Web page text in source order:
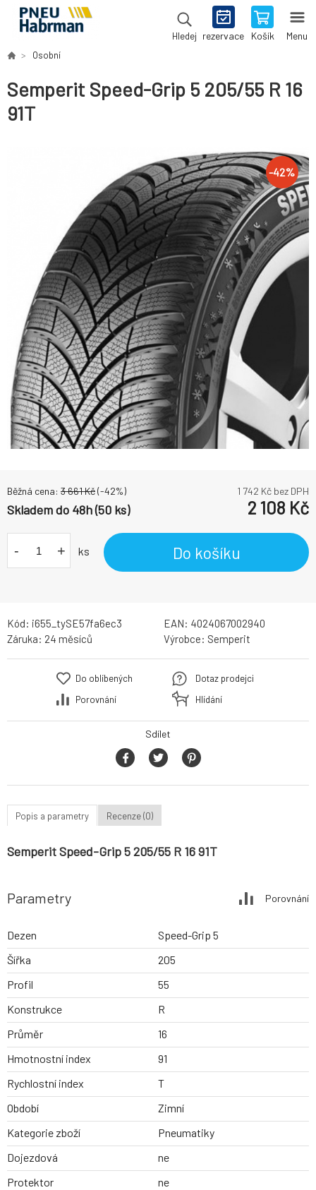
Hledej rezervace Košík Menu
Osobní
Semperit Speed-Grip 5 205/55 R 16
91T
-42%
Běžná cena: 3 661Kč(-42%) 1 742 Kč bez DPH
Skladem do 48h (50 ks) 2 108 Kč
- + ks Do košíku
Kód: i655_tySE57fa6ec3 EAN: 4024067002940
Záruka: 24 měsíců Výrobce: Semperit
Do oblíbených
Porovnání
Dotaz prodejci
Hlídání
Sdílet
Popis a parametry Recenze (0)
Semperit Speed-Grip 5 205/55 R 16 91T
Parametry Porovnání
Dezen
Speed-Grip 5
Šířka
205
Profil
55
Konstrukce
R
Průměr
16
Hmotnostní index
91
Rychlostní index
T
Období
Zimní
Kategorie zboží
Pneumatiky
Dojezdová
ne
Protektor
ne